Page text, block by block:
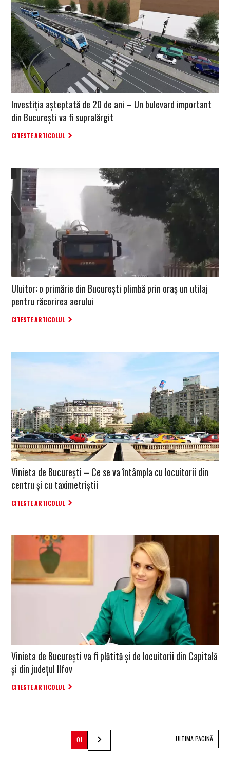
Investiția așteptată de 20 de ani – Un bulevard important
din București va fi supralărgit
CITESTE ARTICOLUL
Uluitor: o primărie din București plimbă prin oraș un utilaj
pentru răcorirea aerului
CITESTE ARTICOLUL
Vinieta de București – Ce se va întâmpla cu locuitorii din
centru și cu taximetriștii
CITESTE ARTICOLUL
Vinieta de București va fi plătită și de locuitorii din Capitală
și din județul Ilfov
CITESTE ARTICOLUL
01 ULTIMA PAGINĂ